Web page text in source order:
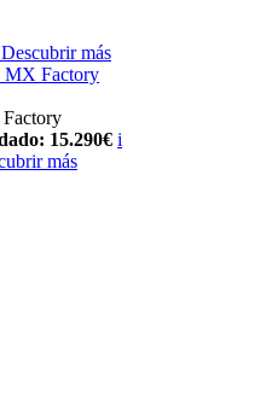
Descubrir más
MX Factory
15.290€ i
más